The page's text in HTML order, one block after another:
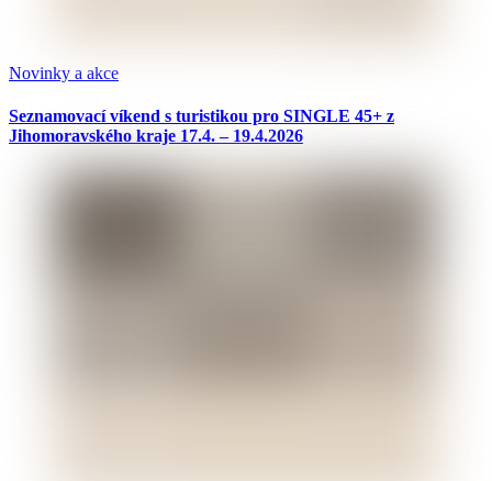
Novinky a akce
Seznamovací víkend s turistikou pro SINGLE 45+ z
Jihomoravského kraje 17.4. – 19.4.2026